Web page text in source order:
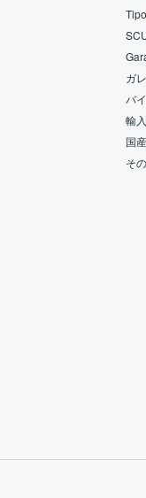
Tipo
ガ
バ
輸
国
そ